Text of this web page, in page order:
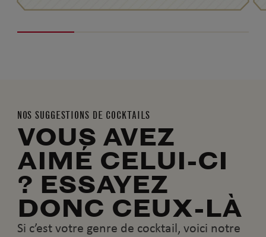
NOS SUGGESTIONS DE COCKTAILS
VOUS AVEZ
AIMÉ CELUI-CI
? ESSAYEZ
DONC CEUX-LÀ
Si c’est votre genre de cocktail, voici notre